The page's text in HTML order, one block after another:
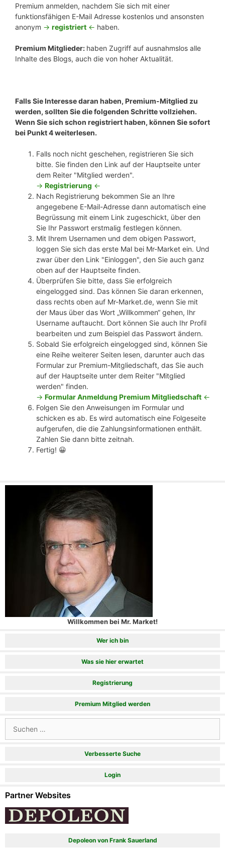
Premium anmelden, nachdem Sie sich mit einer
funktionsfähigen E-Mail Adresse kostenlos und ansonsten
anonym -> registriert <- haben.
Premium Mitglieder: haben Zugriff auf ausnahmslos alle
Inhalte des Blogs, auch die von hoher Aktualität.
Falls Sie Interesse daran haben, Premium-Mitglied zu
werden, sollten Sie die folgenden Schritte vollziehen.
Wenn Sie sich schon registriert haben, können Sie sofort
bei Punkt 4 weiterlesen.
Falls noch nicht geschehen, registrieren Sie sich
bitte. Sie finden den Link auf der Hauptseite unter
dem Reiter "Mitglied werden".
-> Registrierung <-
Nach Registrierung bekommen Sie an Ihre
angegebene E-Mail-Adresse dann automatisch eine
Begrüssung mit einem Link zugeschickt, über den
Sie Ihr Passwort erstmalig festlegen können.
Mit Ihrem Usernamen und dem obigen Passwort,
loggen Sie sich das erste Mal bei Mr-Market ein. Und
zwar über den Link "Einloggen", den Sie auch ganz
oben auf der Hauptseite finden.
Überprüfen Sie bitte, dass Sie erfolgreich
eingelogged sind. Das können Sie daran erkennen,
dass rechts oben auf Mr-Market.de, wenn Sie mit
der Maus über das Wort „Willkommen“ gehen, Ihr
Username auftaucht. Dort können Sie auch Ihr Profil
bearbeiten und zum Beispiel das Passwort ändern.
Sobald Sie erfolgreich eingelogged sind, können Sie
eine Reihe weiterer Seiten lesen, darunter auch das
Formular zur Premium-Mitgliedschaft, das Sie auch
auf der Hauptseite unter dem Reiter "Mitglied
werden" finden.
-> Formular Anmeldung Premium Mitgliedschaft <-
Folgen Sie den Anweisungen im Formular und
schicken es ab. Es wird automatisch eine Folgeseite
aufgerufen, die die Zahlungsinformationen enthält.
Zahlen Sie dann bitte zeitnah.
Fertig! 😀
Willkommen bei Mr. Market!
Wer ich bin
Was sie hier erwartet
Registrierung
Premium Mitglied werden
nach:
Verbesserte Suche
Login
Partner Websites
Depoleon von Frank Sauerland